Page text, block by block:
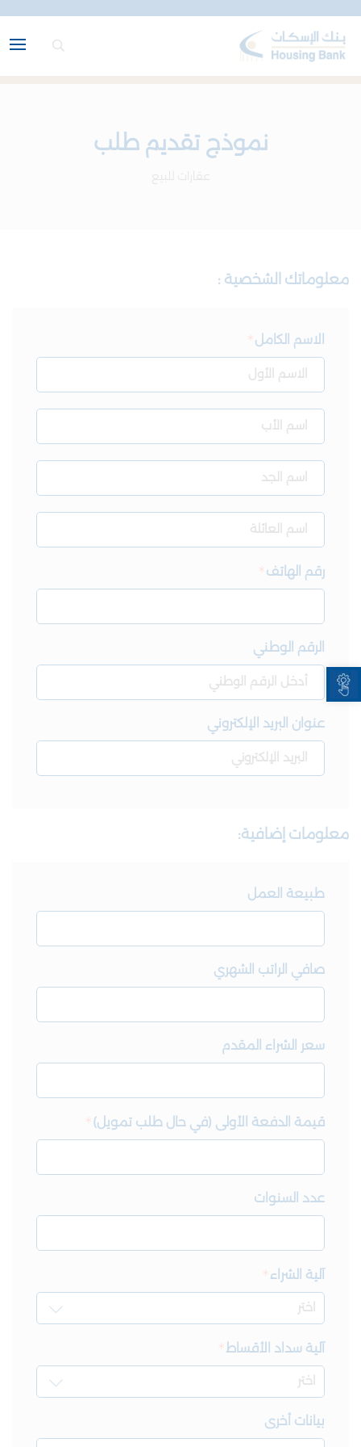
Open toolbar
نموذج تقديم طلب
عقارات للبيع
معلوماتك الشخصية :
الاسم الكامل
رقم الهاتف
الرقم الوطني
عنوان البريد الإلكتروني
معلومات إضافية:
طبيعة العمل
صافي الراتب الشهري
سعر الشراء المقدم
قيمة الدفعة الأولى (في حال طلب تمويل)
عدد السنوات
آلية الشراء
آلية سداد الأقساط
بيانات أخرى